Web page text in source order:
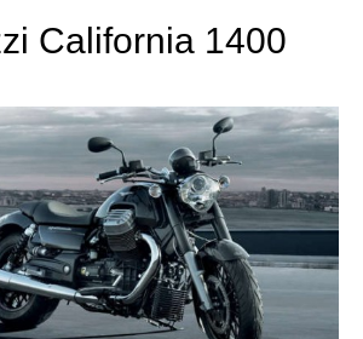
California 1400